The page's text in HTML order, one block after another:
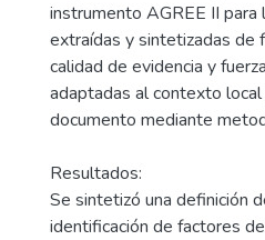
instrumento AGREE II para
extraídas y sintetizadas de
calidad de evidencia y
adaptadas al contexto
documento mediante
Resultados:
Se sintetizó una definición
identificación de factores